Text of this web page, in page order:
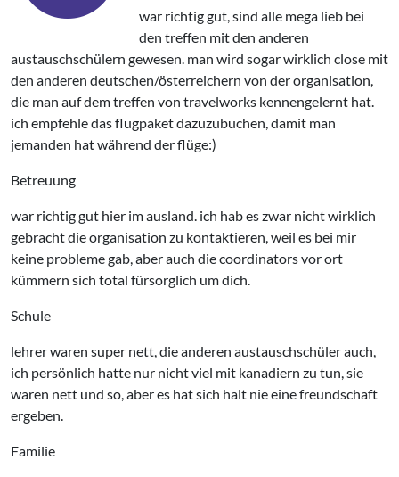
war richtig gut, sind alle mega lieb bei
den treffen mit den anderen
austauschschülern gewesen. man wird sogar wirklich close mit
den anderen deutschen/österreichern von der organisation,
die man auf dem treffen von travelworks kennengelernt hat.
ich empfehle das flugpaket dazuzubuchen, damit man
jemanden hat während der flüge:)
Betreuung
war richtig gut hier im ausland. ich hab es zwar nicht wirklich
gebracht die organisation zu kontaktieren, weil es bei mir
keine probleme gab, aber auch die coordinators vor ort
kümmern sich total fürsorglich um dich.
Schule
lehrer waren super nett, die anderen austauschschüler auch,
ich persönlich hatte nur nicht viel mit kanadiern zu tun, sie
waren nett und so, aber es hat sich halt nie eine freundschaft
ergeben.
Familie